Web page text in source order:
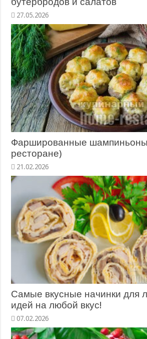
27.05.2026
Фаршированные шампиньоны
ресторане)
21.02.2026
Самые вкусные начинки для
идей на любой вкус!
07.02.2026